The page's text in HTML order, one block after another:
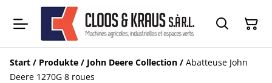
Start / Produkte / John Deere Collection / Abatteuse John
Deere 1270G 8 roues